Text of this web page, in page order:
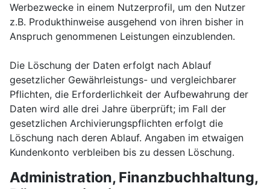
Werbezwecke in einem Nutzerprofil, um den Nutzer
z.B. Produkthinweise ausgehend von ihren bisher in
Anspruch genommenen Leistungen einzublenden.
Die Löschung der Daten erfolgt nach Ablauf
gesetzlicher Gewährleistungs- und vergleichbarer
Pflichten, die Erforderlichkeit der Aufbewahrung der
Daten wird alle drei Jahre überprüft; im Fall der
gesetzlichen Archivierungspflichten erfolgt die
Löschung nach deren Ablauf. Angaben im etwaigen
Kundenkonto verbleiben bis zu dessen Löschung.
Administration, Finanzbuchhaltung,